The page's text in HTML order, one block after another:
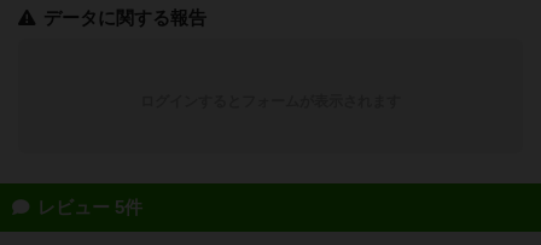
データに関する報告
レビュー 5件